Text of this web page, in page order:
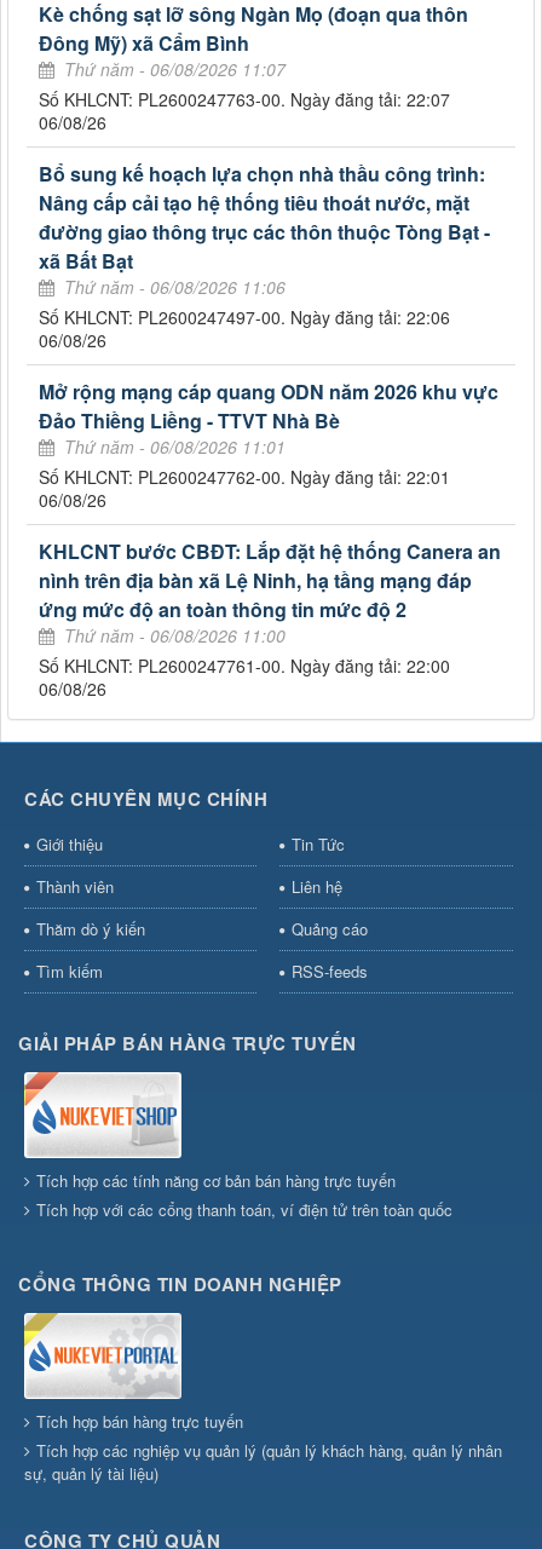
Kè chống sạt lỡ sông Ngàn Mọ (đoạn qua thôn
Đông Mỹ) xã Cẩm Bình
Thứ năm - 06/08/2026 11:07
Số KHLCNT: PL2600247763-00. Ngày đăng tải: 22:07
06/08/26
Bổ sung kế hoạch lựa chọn nhà thầu công trình:
Nâng cấp cải tạo hệ thống tiêu thoát nước, mặt
đường giao thông trục các thôn thuộc Tòng Bạt -
xã Bất Bạt
Thứ năm - 06/08/2026 11:06
Số KHLCNT: PL2600247497-00. Ngày đăng tải: 22:06
06/08/26
Mở rộng mạng cáp quang ODN năm 2026 khu vực
Đảo Thiềng Liềng - TTVT Nhà Bè
Thứ năm - 06/08/2026 11:01
Số KHLCNT: PL2600247762-00. Ngày đăng tải: 22:01
06/08/26
KHLCNT bước CBĐT: Lắp đặt hệ thống Canera an
nình trên địa bàn xã Lệ Ninh, hạ tầng mạng đáp
ứng mức độ an toàn thông tin mức độ 2
Thứ năm - 06/08/2026 11:00
Số KHLCNT: PL2600247761-00. Ngày đăng tải: 22:00
06/08/26
CÁC CHUYÊN MỤC CHÍNH
Giới thiệu
Tin Tức
Thành viên
Liên hệ
Thăm dò ý kiến
Quảng cáo
Tìm kiếm
RSS-feeds
GIẢI PHÁP BÁN HÀNG TRỰC TUYẾN
Tích hợp các tính năng cơ bản bán hàng trực tuyến
Tích hợp với các cổng thanh toán, ví điện tử trên toàn quốc
CỔNG THÔNG TIN DOANH NGHIỆP
Tích hợp bán hàng trực tuyến
Tích hợp các nghiệp vụ quản lý (quản lý khách hàng, quản lý nhân
sự, quản lý tài liệu)
CÔNG TY CHỦ QUẢN